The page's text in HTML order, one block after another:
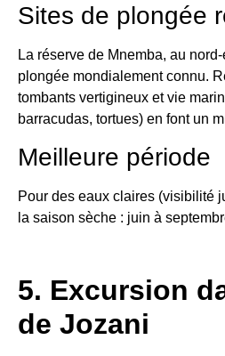
Sites de plongée
La réserve de Mnemba, au
plongée mondialement connu.
tombants vertigineux et vie
barracudas, tortues) en font un
Meilleure période
Pour des eaux claires (visibilité
la saison sèche : juin à
5. Excursion
de Jozani